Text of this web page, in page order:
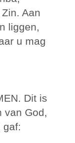
Aan
liggen,
u mag
Dit is
God,
gaf: